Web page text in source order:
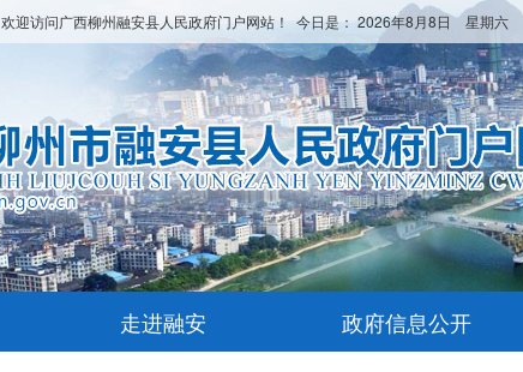
欢迎访问广西柳州融安县人民政府门户网站！ 今日是： 2026年8月8日 星期六
走进融安 政府信息公开